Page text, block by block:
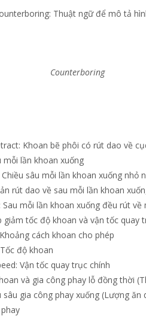
Thuật ngữ để mô tả
Counterboring
Khoan bẽ phôi có rút dao về
mỗi lần khoan xuống
sâu mỗi lần khoan xuống nhỏ
rút dao về sau mỗi lần khoan
mỗi lần khoan xuống đều rút
giảm tốc độ khoan và vận tốc quay
cách khoan cho phép
độ khoan
Vận tốc quay trục chính
và gia công phay lỗ đồng thời
sâu gia công phay xuống (Lượng ăn